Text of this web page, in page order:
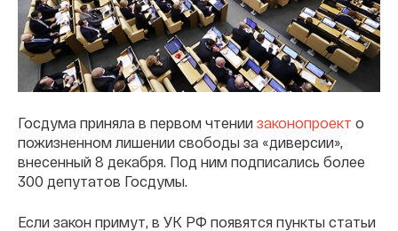
Госдума приняла в первом чтении законопроект о
пожизненном лишении свободы за «диверсии»,
внесенный 8 декабря. Под ним подписались более
300 депутатов Госдумы.
Если закон примут, в УК РФ появятся пункты статьи